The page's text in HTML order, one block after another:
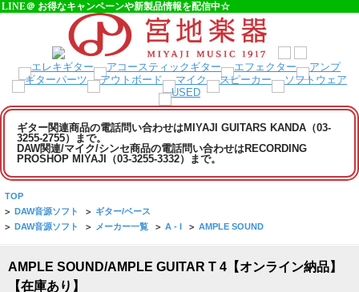
LINE＠ お得なキャンペーンや新製品情報を配信中☆
ギター関連商品の電話問い合わせはMIYAJI GUITARS KANDA（03-
3255-2755）まで。
DAW関連/マイク/シンセ商品の電話問い合わせはRECORDING
PROSHOP MIYAJI（03-3255-3332）まで。
TOP
> DAW音源ソフト > ギター/ベース
> DAW音源ソフト > メーカー一覧 > A - I > AMPLE SOUND
AMPLE SOUND/AMPLE GUITAR T 4【オンライン納品】
【在庫あり】